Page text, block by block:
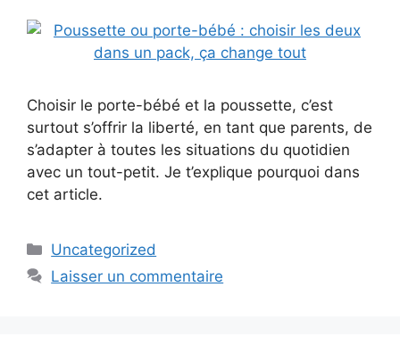
Choisir le porte-bébé et la poussette, c’est
surtout s’offrir la liberté, en tant que parents, de
s’adapter à toutes les situations du quotidien
avec un tout-petit. Je t’explique pourquoi dans
cet article.
Uncategorized
Laisser un commentaire